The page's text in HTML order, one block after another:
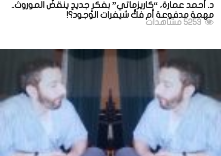
د. أحمد عمارة، “كاريزماتي” بفكرٍ جديدٍ ينقضُ الموروث..
مهمة مدفوعة أم فكُّ شيفرات الوجود؟!